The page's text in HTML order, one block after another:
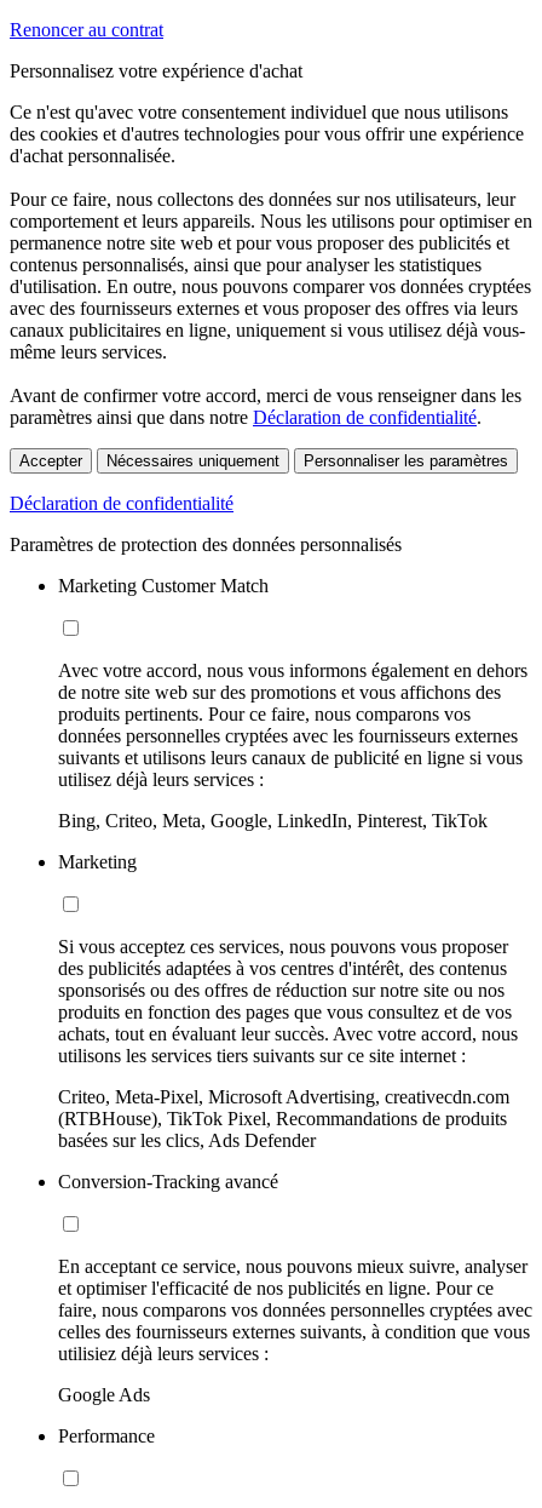
Renoncer au contrat
Personnalisez votre expérience d'achat
Ce n'est qu'avec votre consentement individuel que nous utilisons
des cookies et d'autres technologies pour vous offrir une expérience
d'achat personnalisée.
Pour ce faire, nous collectons des données sur nos utilisateurs, leur
comportement et leurs appareils. Nous les utilisons pour optimiser en
permanence notre site web et pour vous proposer des publicités et
contenus personnalisés, ainsi que pour analyser les statistiques
d'utilisation. En outre, nous pouvons comparer vos données cryptées
avec des fournisseurs externes et vous proposer des offres via leurs
canaux publicitaires en ligne, uniquement si vous utilisez déjà vous-
même leurs services.
Avant de confirmer votre accord, merci de vous renseigner dans les
paramètres ainsi que dans notre Déclaration de confidentialité.
Accepter Nécessaires uniquement Personnaliser les paramètres
Déclaration de confidentialité
Paramètres de protection des données personnalisés
Marketing Customer Match
Avec votre accord, nous vous informons également en dehors
de notre site web sur des promotions et vous affichons des
produits pertinents. Pour ce faire, nous comparons vos
données personnelles cryptées avec les fournisseurs externes
suivants et utilisons leurs canaux de publicité en ligne si vous
utilisez déjà leurs services :
Bing, Criteo, Meta, Google, LinkedIn, Pinterest, TikTok
Marketing
Si vous acceptez ces services, nous pouvons vous proposer
des publicités adaptées à vos centres d'intérêt, des contenus
sponsorisés ou des offres de réduction sur notre site ou nos
produits en fonction des pages que vous consultez et de vos
achats, tout en évaluant leur succès. Avec votre accord, nous
utilisons les services tiers suivants sur ce site internet :
Criteo, Meta-Pixel, Microsoft Advertising, creativecdn.com
(RTBHouse), TikTok Pixel, Recommandations de produits
basées sur les clics, Ads Defender
Conversion-Tracking avancé
En acceptant ce service, nous pouvons mieux suivre, analyser
et optimiser l'efficacité de nos publicités en ligne. Pour ce
faire, nous comparons vos données personnelles cryptées avec
celles des fournisseurs externes suivants, à condition que vous
utilisiez déjà leurs services :
Google Ads
Performance